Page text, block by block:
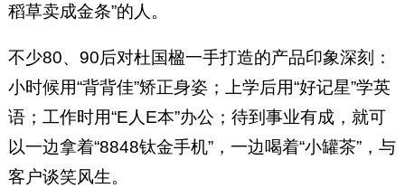
稻草卖成金条”的人。
不少80、90后对杜国楹一手打造的产品印象深刻：
小时候用“背背佳”矫正身姿；上学后用“好记星”学英
语；工作时用“E人E本”办公；待到事业有成，就可
以一边拿着“8848钛金手机”，一边喝着“小罐茶”，与
客户谈笑风生。